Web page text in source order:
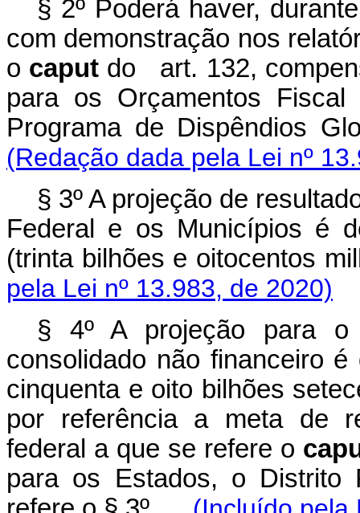
§ 2º Poderá haver,
com demonstração nos
o caput do art. 132,
para os Orçamentos
Programa de Dispêndios
(Redação dada pela Lei nº
§ 3º A projeção de
Federal e os Municípios é
(trinta bilhões e
pela Lei nº 13.983, de 2020)
§ 4º A projeção para
consolidado não financeiro
cinquenta e oito bilhões
por referência a meta de
federal a que se refere o
para os Estados, o